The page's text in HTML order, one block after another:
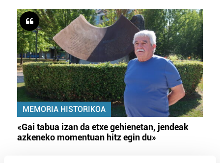
MEMORIA HISTORIKOA
«Gai tabua izan da etxe gehienetan, jendeak
azkeneko momentuan hitz egin du»